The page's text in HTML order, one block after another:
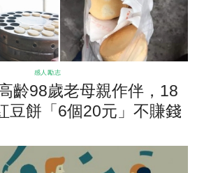
感人勵志
齡98歲老母親作伴，18
豆餅「6個20元」不賺錢